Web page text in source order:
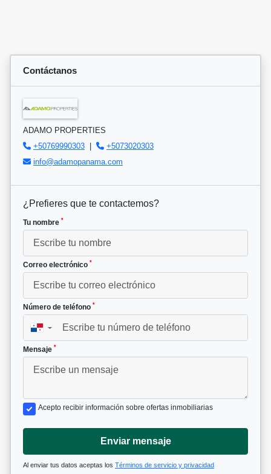
Contáctanos
ADAMO PROPERTIES
+50769990303 |
+5073020303
info@adamopanama.com
¿Prefieres que te contactemos?
Tu nombre *
Correo electrónico *
Número de teléfono *
▼
Mensaje *
Acepto recibir información sobre ofertas inmobiliarias
Enviar mensaje
Al enviar tus datos aceptas los Términos de servicio y privacidad